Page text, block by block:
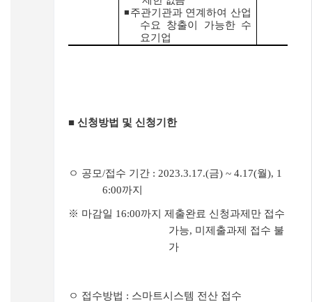
◾주관기관과 연계하여 산업
수요 창출이 가능한 수
요기업
■ 신청방법 및 신청기한
ㅇ 공모/접수 기간 : 2023.3.17.(금) ~ 4.17(월), 1
6:00까지
※ 마감일 16:00까지 제출완료 신청과제만 접수
가능, 미제출과제 접수 불
가
ㅇ 접수방법 : 스마트시스템 전산 접수